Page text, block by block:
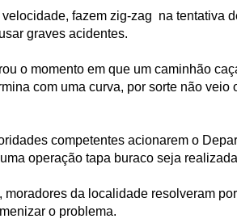
fazem zig-zag na tentativa
graves acidentes.
o momento em que um caminhão
com uma curva, por sorte não veio
competentes acionarem o
operação tapa buraco seja
moradores da localidade resolveram
o problema.